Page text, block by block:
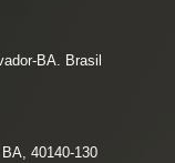
BA. Brasil
40140-130